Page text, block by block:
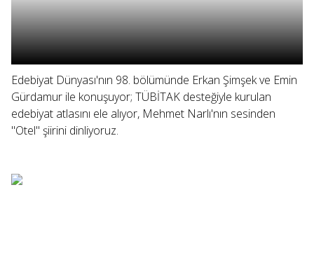
Edebiyat Dünyası'nın 98. bölümünde Erkan Şimşek ve Emin
Gürdamur ile konuşuyor; TÜBİTAK desteğiyle kurulan
edebiyat atlasını ele alıyor, Mehmet Narlı'nın sesinden
"Otel" şiirini dinliyoruz.